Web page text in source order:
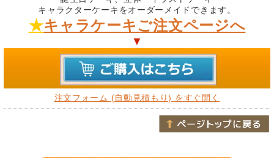
キャラクターケーキをオーダーメイドできます。
★キャラケーキご注文ページへ
▼
注文フォーム (自動見積もり) をすぐ開く